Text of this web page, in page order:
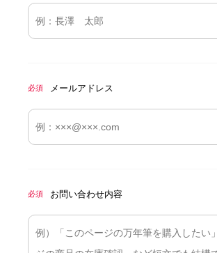
必須 メールアドレス
必須 お問い合わせ内容